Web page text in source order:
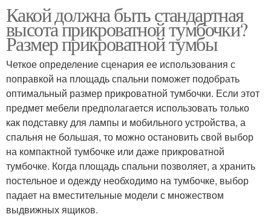
Какой должна быть стандартная
высота прикроватной тумбочки?
Размер прикроватной тумбы
Четкое определение сценария ее использования с
поправкой на площадь спальни поможет подобрать
оптимальный размер прикроватной тумбочки. Если этот
предмет мебели предполагается использовать только
как подставку для лампы и мобильного устройства, а
спальня не большая, то можно остановить свой выбор
на компактной тумбочке или даже прикроватной
тумбочке. Когда площадь спальни позволяет, а хранить
постельное и одежду необходимо на тумбочке, выбор
падает на вместительные модели с множеством
выдвижных ящиков.